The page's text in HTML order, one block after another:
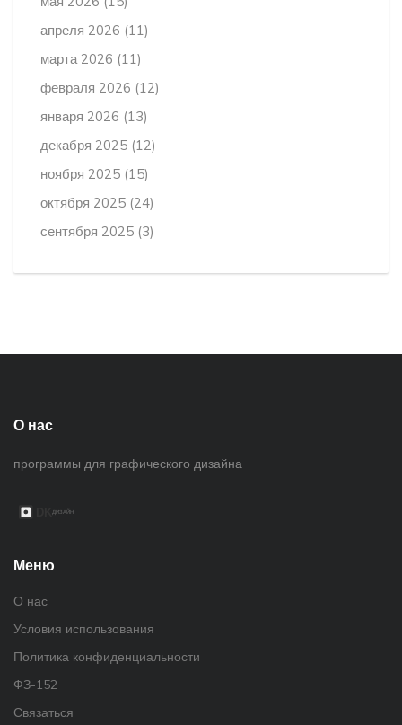
апреля 2026 (11)
марта 2026 (11)
февраля 2026 (12)
января 2026 (13)
декабря 2025 (12)
ноября 2025 (15)
октября 2025 (24)
сентября 2025 (3)
О нас
программы для графического дизайна
Меню
О нас
Условия использования
Политика конфиденциальности
ФЗ-152
Связаться